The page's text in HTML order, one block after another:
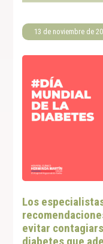
13 de noviembre de
Los
evitar
diabetes que